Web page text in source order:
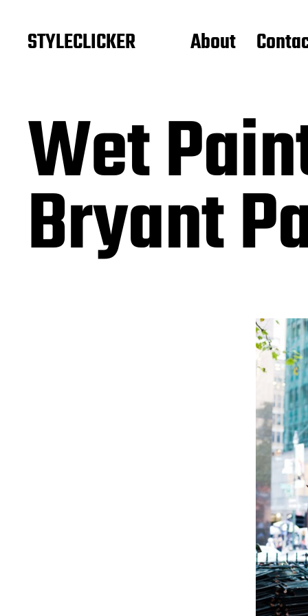
STYLECLICKER About
Wet
Bryant